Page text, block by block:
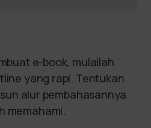
e-book, mulailah
yang rapi. Tentukan
alur pembahasannya
memahami.